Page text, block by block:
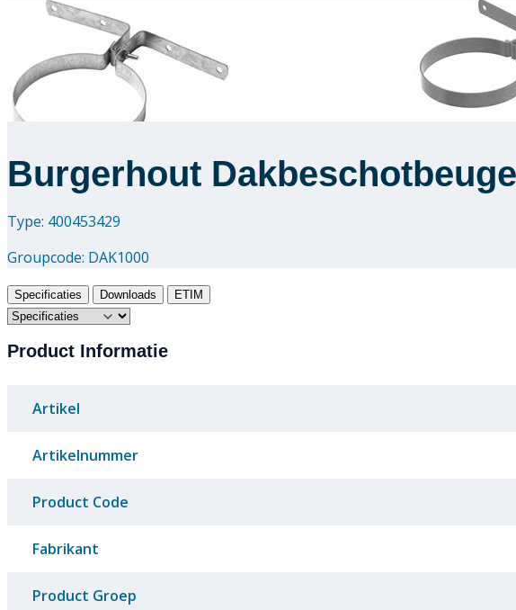
Burgerhout
Type: 400453429
Groupcode: DAK1000
Specificaties Downloads ETIM
Product Informatie
Artikel
Artikelnummer
Product Code
Fabrikant
Product Groep